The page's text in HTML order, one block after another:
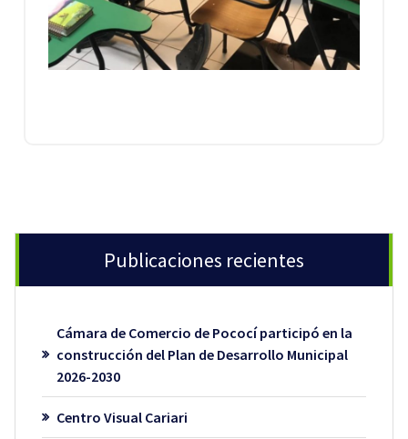
Publicaciones recientes
Cámara de Comercio de Pococí participó en la
construcción del Plan de Desarrollo Municipal
2026-2030
Centro Visual Cariari